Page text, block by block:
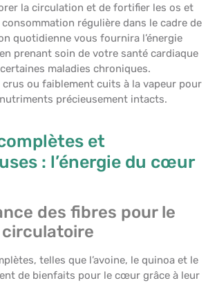
la circulation et de fortifier les os et
régulière dans le cadre de
quotidienne vous fournira l’énergie
prenant soin de votre santé cardiaque
maladies chroniques.
crus ou faiblement cuits à la vapeur pour
précieusement intacts.
et
: l’énergie du cœur
des fibres pour le
telles que l’avoine, le quinoa et le
de bienfaits pour le cœur grâce à leur